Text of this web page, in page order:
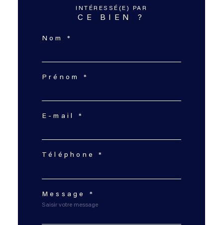
INTÉRESSÉ(E) PAR
CE BIEN ?
Nom *
Prénom *
E-mail *
Téléphone *
Message *